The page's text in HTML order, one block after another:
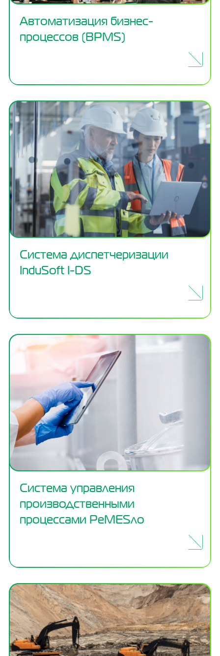
Автоматизация бизнес-
процессов (BPMS)
Система диспетчеризации
InduSoft I-DS
Система управления
производственными
процессами РеMESло